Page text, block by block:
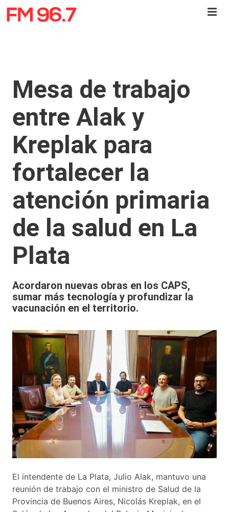
Mesa de trabajo
entre Alak y
Kreplak para
fortalecer la
atención primaria
de la salud en La
Plata
Acordaron nuevas obras en los CAPS,
sumar más tecnología y profundizar la
vacunación en el territorio.
El intendente de La Plata, Julio Alak, mantuvo una
reunión de trabajo con el ministro de Salud de la
Provincia de Buenos Aires, Nicolás Kreplak, en el